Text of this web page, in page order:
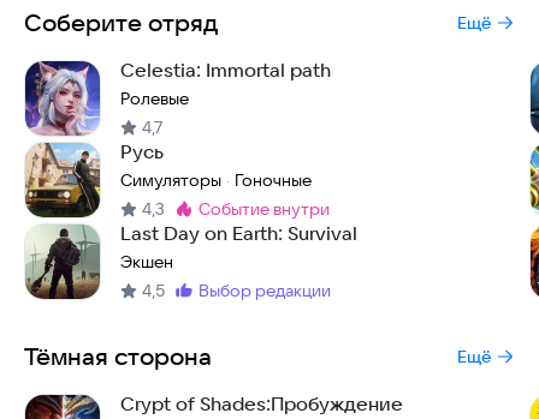
Соберите отряд Ещё
Celestia: Immortal path
Ролевые
4,7
Русь
Симуляторы · Гоночные
4,3
Метка:
событие внутри
Last Day on Earth: Survival
Экшен
4,5 Метка:
выбор редакции
Тёмная сторона Ещё
Crypt of Shades:Пробуждение